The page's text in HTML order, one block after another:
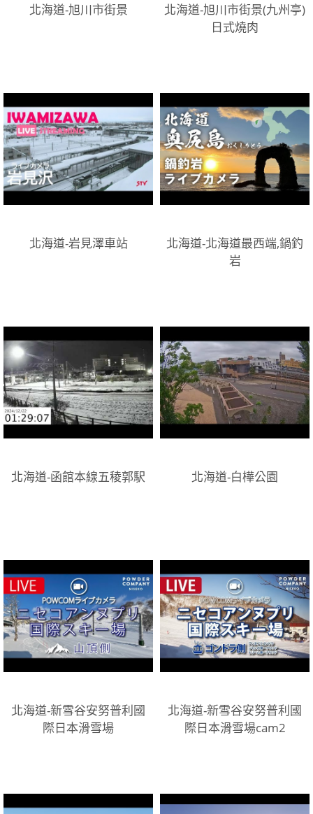
北海道-旭川市街景
北海道-旭川市街景(九州亭)
日式燒肉
北海道-岩見澤車站
北海道-北海道最西端,鍋釣
岩
北海道-函館本線五稜郭駅 北海道-白樺公園
北海道-新雪谷安努普利國
際日本滑雪場
北海道-新雪谷安努普利國
際日本滑雪場cam2